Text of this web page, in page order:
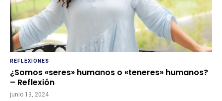
REFLEXIONES
¿Somos «seres» humanos o «teneres» humanos?
– Reflexión
junio 13, 2024